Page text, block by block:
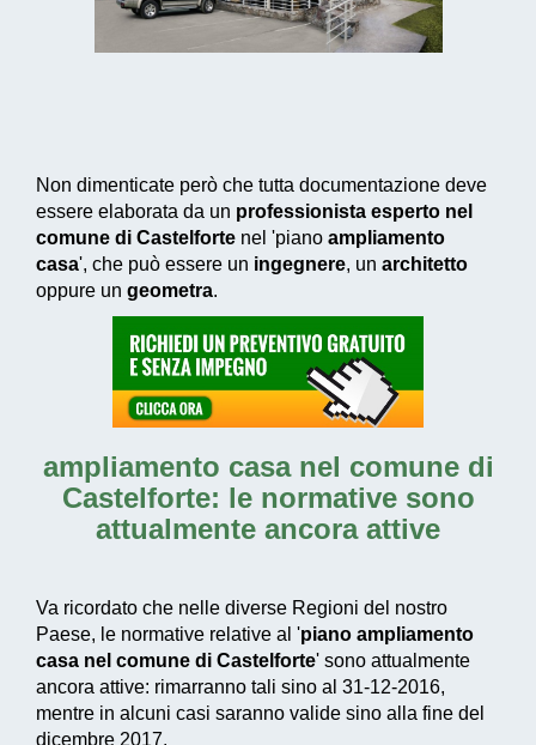
Non dimenticate però che tutta documentazione deve
essere elaborata da un professionista esperto nel
comune di Castelforte nel 'piano ampliamento
casa', che può essere un ingegnere, un architetto
oppure un geometra.
ampliamento casa nel comune di
Castelforte: le normative sono
attualmente ancora attive
Va ricordato che nelle diverse Regioni del nostro
Paese, le normative relative al 'piano ampliamento
casa nel comune di Castelforte' sono attualmente
ancora attive: rimarranno tali sino al 31-12-2016,
mentre in alcuni casi saranno valide sino alla fine del
dicembre 2017.